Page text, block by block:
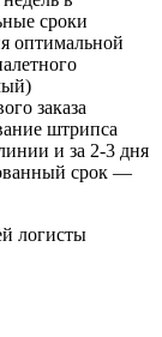
сроки
оптимальной
заказа
штрипса
и за 2-3 дня
срок —
логисты